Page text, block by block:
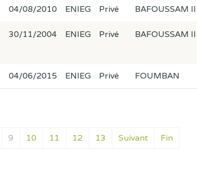
9 10 11 12 13 Suivant Fin
04/08/2010 ENIEG Privé BAFOUSSAM II
30/11/2004 ENIEG Privé BAFOUSSAM II
04/06/2015 ENIEG Privé FOUMBAN